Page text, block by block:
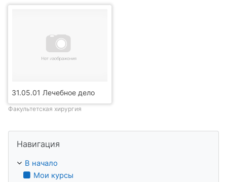
31.05.01 Лечебное дело
Факультетская хирургия
Навигация
В начало
Мои курсы